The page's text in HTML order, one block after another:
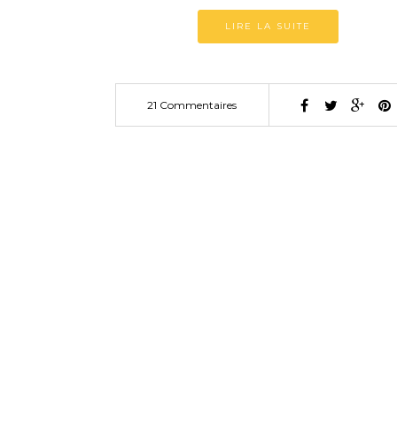
LIRE LA SUITE
21 Commentaires